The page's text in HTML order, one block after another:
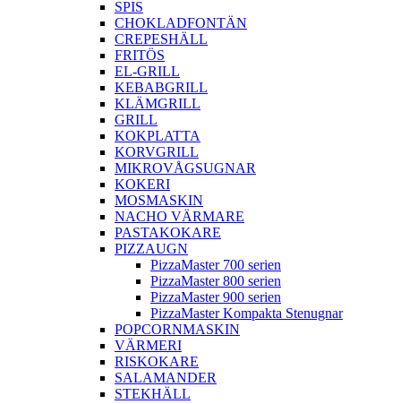
SPIS
CHOKLADFONTÄN
CREPESHÄLL
FRITÖS
EL-GRILL
KEBABGRILL
KLÄMGRILL
GRILL
KOKPLATTA
KORVGRILL
MIKROVÅGSUGNAR
KOKERI
MOSMASKIN
NACHO VÄRMARE
PASTAKOKARE
PIZZAUGN
PizzaMaster 700 serien
PizzaMaster 800 serien
PizzaMaster 900 serien
PizzaMaster Kompakta Stenugnar
POPCORNMASKIN
VÄRMERI
RISKOKARE
SALAMANDER
STEKHÄLL